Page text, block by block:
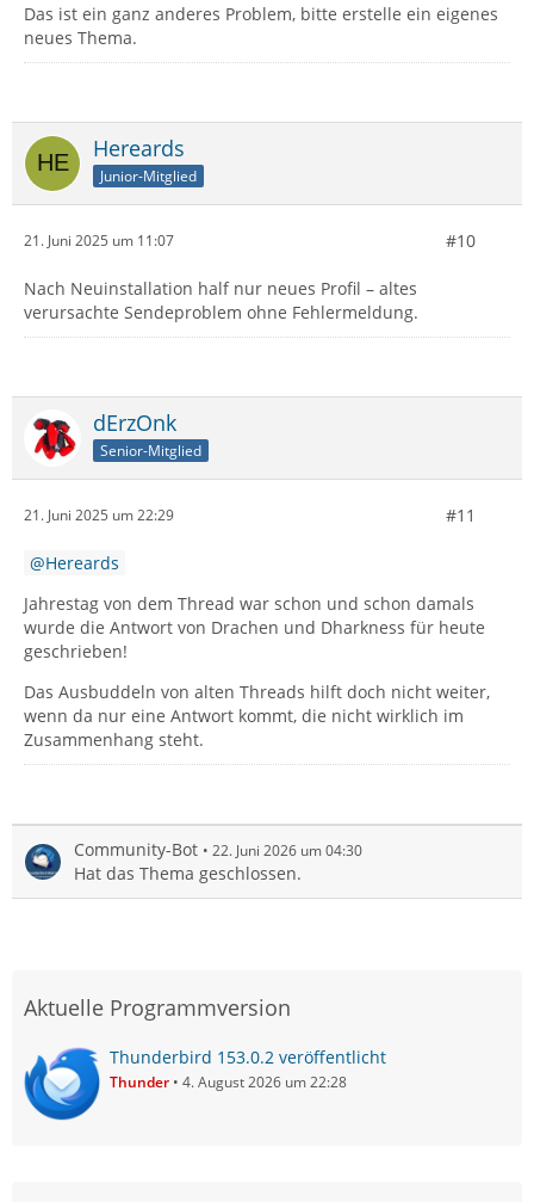
Das ist ein ganz anderes Problem, bitte erstelle ein eigenes
neues Thema.
Hereards
Junior-Mitglied
21. Juni 2025 um 11:07 #10
Nach Neuinstallation half nur neues Profil – altes
verursachte Sendeproblem ohne Fehlermeldung.
dErzOnk
Senior-Mitglied
21. Juni 2025 um 22:29 #11
Hereards
Jahrestag von dem Thread war schon und schon damals
wurde die Antwort von Drachen und Dharkness für heute
geschrieben!
Das Ausbuddeln von alten Threads hilft doch nicht weiter,
wenn da nur eine Antwort kommt, die nicht wirklich im
Zusammenhang steht.
Community-Bot 22. Juni 2026 um 04:30
Hat das Thema geschlossen.
Aktuelle Programmversion
Thunderbird 153.0.2 veröffentlicht
Thunder 4. August 2026 um 22:28